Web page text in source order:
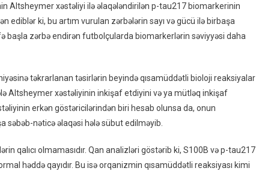
Altsheymer xəstəliyi ilə əlaqələndirilən p-tau217 biomarkerinin
ediblər ki, bu artım vurulan zərbələrin sayı və gücü ilə birbaşa
başla zərbə endirən futbolçularda biomarkerlərin səviyyəsi daha
təkrarlanan təsirlərin beyində qısamüddətli bioloji reaksiyalar
Altsheymer xəstəliyinin inkişaf etdiyini və ya mütləq inkişaf
erkən göstəricilərindən biri hesab olunsa da, onun
səbəb-nəticə əlaqəsi hələ sübut edilməyib.
qalıcı olmamasıdır. Qan analizləri göstərib ki, S100B və p-tau217
həddə qayıdır. Bu isə orqanizmin qısamüddətli reaksiyası kimi